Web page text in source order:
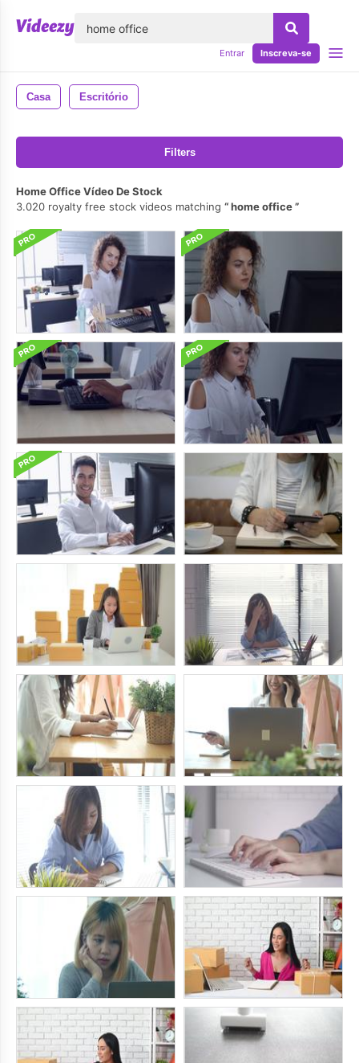
Entrar Inscreva-se
Casa Escritório
Filters
Home Office Vídeo De Stock
3.020 royalty free stock videos matching
home office